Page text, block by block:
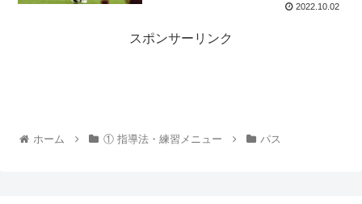
2022.10.02
スポンサーリンク
ホーム ① 指導法・練習メニュー パス